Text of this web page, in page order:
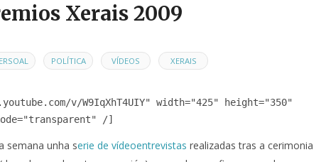
Xerais 2009
POLÍTICA VÍDEOS XERAIS
v/W9IqXhT4UIY" width="425" height="350"
/]
semana unha serie de vídeoentrevistas realizadas tras a cerimonia